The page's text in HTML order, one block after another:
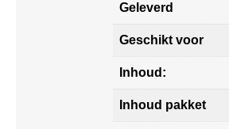
Geleverd
Geschikt voor
Inhoud:
Inhoud pakket